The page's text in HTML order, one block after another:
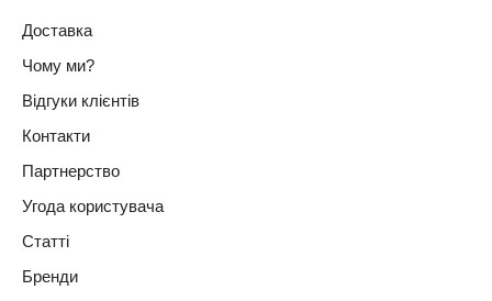
Доставка
Чому ми?
Відгуки клієнтів
Контакти
Партнерство
Угода користувача
Статті
Бренди